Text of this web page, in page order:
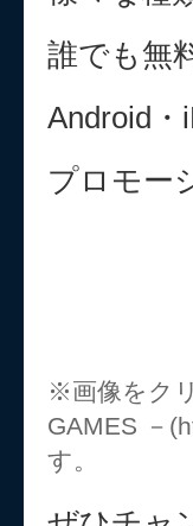
誰でも無
Android
プロモー
※画像をク
GAMES －
す。